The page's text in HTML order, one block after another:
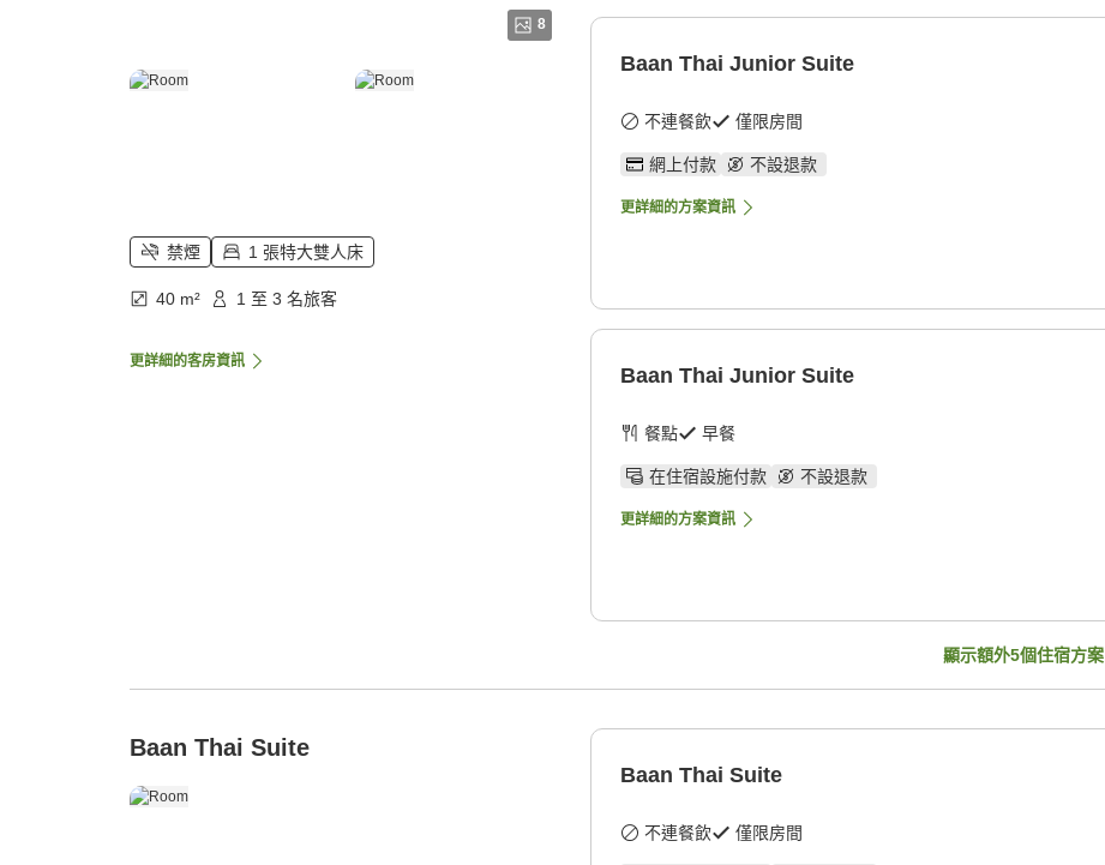
8
禁煙 1 張特大雙人床
40 m² 1 至 3 名旅客
更詳細的客房資訊
Baan Thai Junior Suite
不連餐飲 僅限房間
網上付款 不設退款
更詳細的方案資訊
Baan Thai Junior Suite
餐點 早餐
在住宿設施付款 不設退款
更詳細的方案資訊
顯示額外5個住宿方案
Baan Thai Suite
Baan Thai Suite
不連餐飲 僅限房間